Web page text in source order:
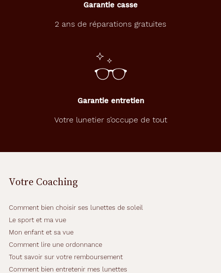
Garantie casse
2 ans de réparations gratuites
Garantie entretien
Votre lunetier s’occupe de tout
Votre Coaching
Comment bien choisir ses lunettes de soleil
Le sport et ma vue
Mon enfant et sa vue
Comment lire une ordonnance
Tout savoir sur votre remboursement
Comment bien entretenir mes lunettes